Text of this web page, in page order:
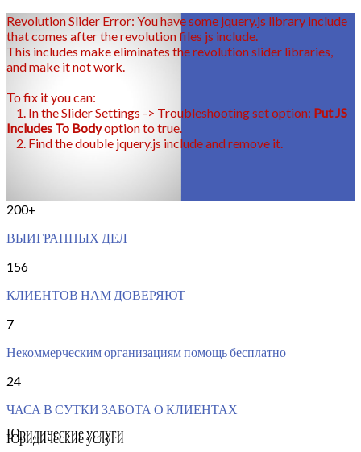
Revolution Slider Error: You have some jquery.js library include
that comes after the revolution files js include.
This includes make eliminates the revolution slider libraries,
and make it not work.
To fix it you can:
1. In the Slider Settings -> Troubleshooting set option: Put JS
Includes To Bodyoption to true.
2. Find the double jquery.js include and remove it.
200+
ВЫИГРАННЫХ ДЕЛ
156
КЛИЕНТОВ НАМ ДОВЕРЯЮТ
7
Некоммерческим организациям помощь бесплатно
24
ЧАСА В СУТКИ ЗАБОТА О КЛИЕНТАХ
Юридические услуги
Юридические услуги